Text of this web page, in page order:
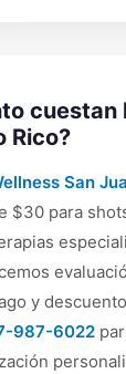
cuestan
Rico?
San
$30 para
y
987-6022